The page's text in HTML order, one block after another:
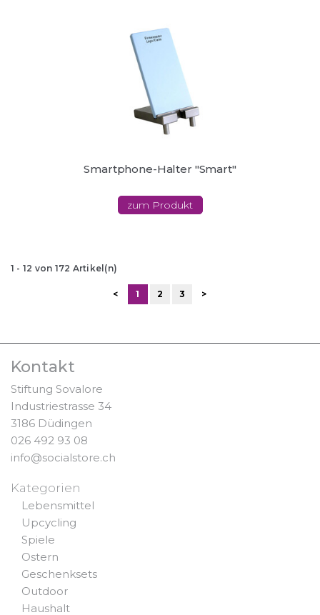
Smartphone-Halter "Smart"
zum Produkt
1 - 12 von 172 Artikel(n)
< 1 2 3 >
Kontakt
Stiftung Sovalore
Industriestrasse 34
3186 Düdingen
026 492 93 08
info@socialstore.ch
Kategorien
Lebensmittel
Upcycling
Spiele
Ostern
Geschenksets
Outdoor
Haushalt